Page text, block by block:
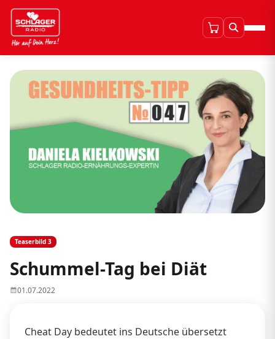
Teaserbild 3
Schummel-Tag bei Diät
01.07.2022
Cheat Day bedeutet ins Deutsche übersetzt